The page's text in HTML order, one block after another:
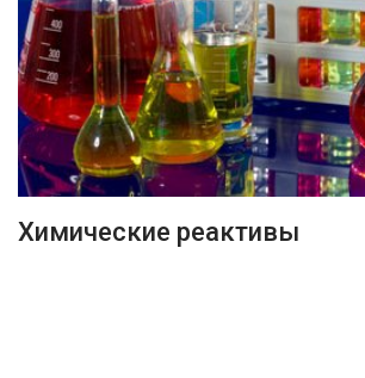
ПОДРОБНЕЕ
Химические реактивы